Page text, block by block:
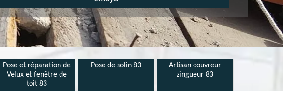
Pose et réparation de
Velux et fenêtre de
toit 83
Pose de solin 83
Artisan couvreur
zingueur 83